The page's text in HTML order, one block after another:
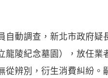
自動調查，新北市政府
龍陵紀念墓園），放任
從辨別，衍生消費糾紛